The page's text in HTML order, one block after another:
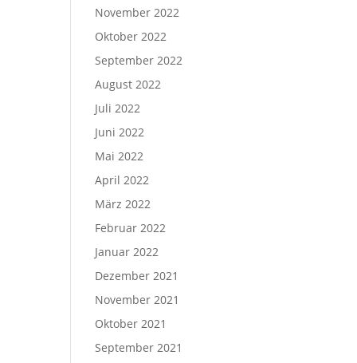
November 2022
Oktober 2022
September 2022
August 2022
Juli 2022
Juni 2022
Mai 2022
April 2022
März 2022
Februar 2022
Januar 2022
Dezember 2021
November 2021
Oktober 2021
September 2021